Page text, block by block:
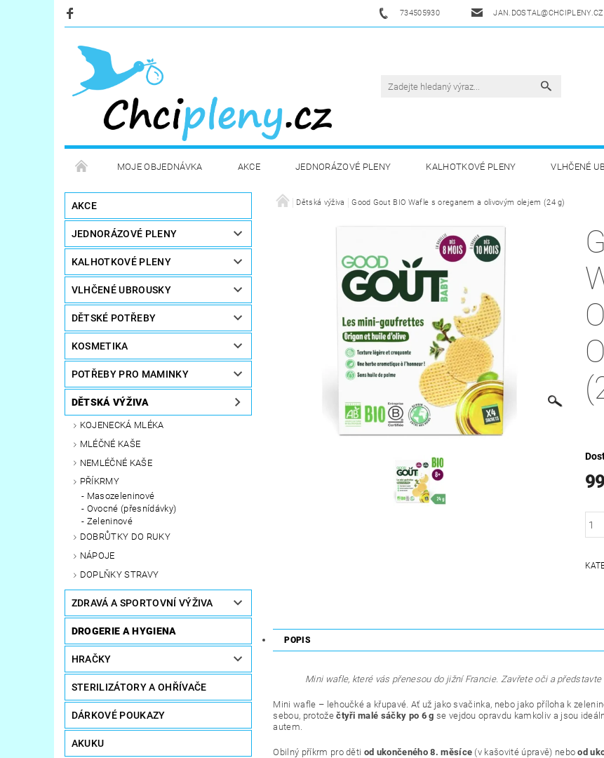
734505930 JAN.DOSTAL@CHCIPLENY.CZ
MOJE OBJEDNÁVKA AKCE JEDNORÁZOVÉ PLENY KALHOTKOVÉ PLENY VLHČENÉ
KOSMETIKA DĚTSKÁ VÝŽIVA ZDRAVÁ A SPORTOVNÍ VÝŽIVA
STERILIZÁTORY A OHŘÍVAČE OBCHODNÍ PODMÍNKY KONTAKTY
AKCE
JEDNORÁZOVÉ PLENY
KALHOTKOVÉ PLENY
VLHČENÉ UBROUSKY
DĚTSKÉ POTŘEBY
KOSMETIKA
POTŘEBY PRO MAMINKY
DĚTSKÁ VÝŽIVA
KOJENECKÁ MLÉKA
MLÉČNÉ KAŠE
NEMLÉČNÉ KAŠE
PŘÍKRMY
Masozeleninové
Ovocné (přesnídávky)
Zeleninové
DOBRŮTKY DO RUKY
NÁPOJE
DOPLŇKY STRAVY
ZDRAVÁ A SPORTOVNÍ VÝŽIVA
DROGERIE A HYGIENA
HRAČKY
STERILIZÁTORY A OHŘÍVAČE
DÁRKOVÉ POUKAZY
AKUKU
Dětská výživa Good Gout BIO Wafle s oreganem a olivovým olejem (24 g)
POPIS
Mini wafle, které vás přenesou do jižní Francie. Zavřete oči a představte
Mini wafle – lehoučké a křupavé. Ať už jako svačinka, nebo jako příloha k
sebou, protožečtyři malé sáčky po 6 g se vejdou opravdu kamkoliv a jsou
autem.
Obilný příkrm pro děti od ukončeného 8. měsíce (v kašovité úpravě) nebood